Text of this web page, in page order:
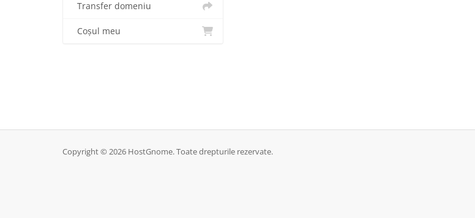
Transfer domeniu
Coșul meu
Copyright © 2026 HostGnome. Toate drepturile rezervate.